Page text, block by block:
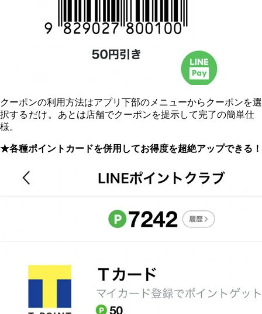
クーポンの利用方法はアプリ下部のメニューからクーポンを選
択するだけ。 あとは店舗でクーポンを提示して完了の簡単仕
様。
★各種ポイントカードを併用してお得度を超絶アップできる！